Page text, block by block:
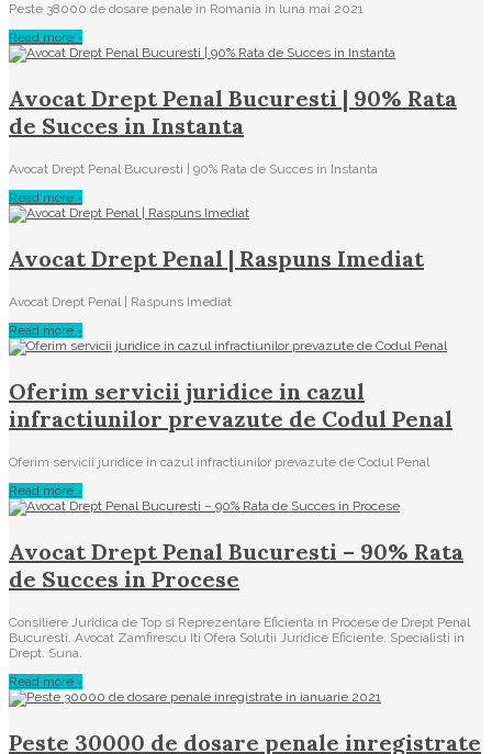
Peste 38000 de dosare penale in Romania in luna mai 2021
Read more ›
Avocat Drept Penal Bucuresti | 90% Rata
de Succes in Instanta
Avocat Drept Penal Bucuresti | 90% Rata de Succes in Instanta
Read more ›
Avocat Drept Penal | Raspuns Imediat
Avocat Drept Penal | Raspuns Imediat
Read more ›
Oferim servicii juridice in cazul
infractiunilor prevazute de Codul Penal
Oferim servicii juridice in cazul infractiunilor prevazute de Codul Penal
Read more ›
Avocat Drept Penal Bucuresti – 90% Rata
de Succes in Procese
Consiliere Juridica de Top si Reprezentare Eficienta in Procese de Drept Penal
Bucuresti. Avocat Zamfirescu Iti Ofera Solutii Juridice Eficiente. Specialisti in
Drept. Suna.
Read more ›
Peste 30000 de dosare penale inregistrate